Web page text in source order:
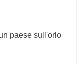
paese sull'orlo